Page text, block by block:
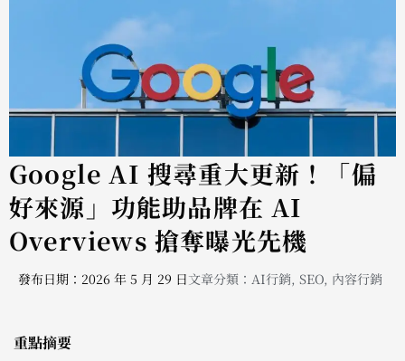
Google AI 搜尋重大更新！「偏
好來源」功能助品牌在 AI
Overviews 搶奪曝光先機
發布日期：2026 年 5 月 29 日文章分類： AI行銷, SEO, 內容行銷
重點摘要